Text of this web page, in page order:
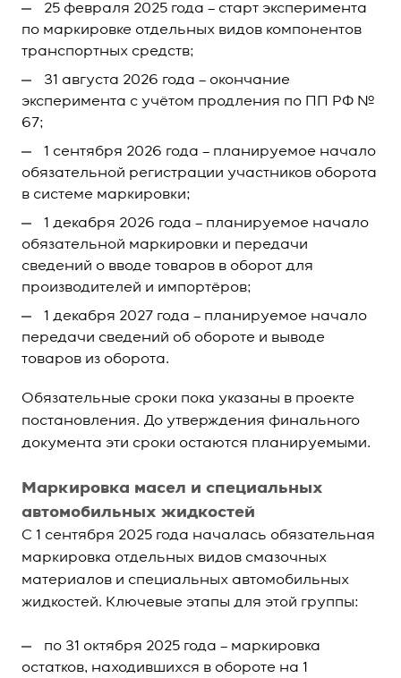
25 февраля 2025 года – старт эксперимента
по маркировке отдельных видов компонентов
транспортных средств;
31 августа 2026 года – окончание
эксперимента с учётом продления по ПП РФ №
67;
1 сентября 2026 года – планируемое начало
обязательной регистрации участников оборота
в системе маркировки;
1 декабря 2026 года – планируемое начало
обязательной маркировки и передачи
сведений о вводе товаров в оборот для
производителей и импортёров;
1 декабря 2027 года – планируемое начало
передачи сведений об обороте и выводе
товаров из оборота.
Обязательные сроки пока указаны в проекте
постановления. До утверждения финального
документа эти сроки остаются планируемыми.
Маркировка масел и специальных
автомобильных жидкостей
С 1 сентября 2025 года началась обязательная
маркировка отдельных видов смазочных
материалов и специальных автомобильных
жидкостей. Ключевые этапы для этой группы:
по 31 октября 2025 года – маркировка
остатков, находившихся в обороте на 1